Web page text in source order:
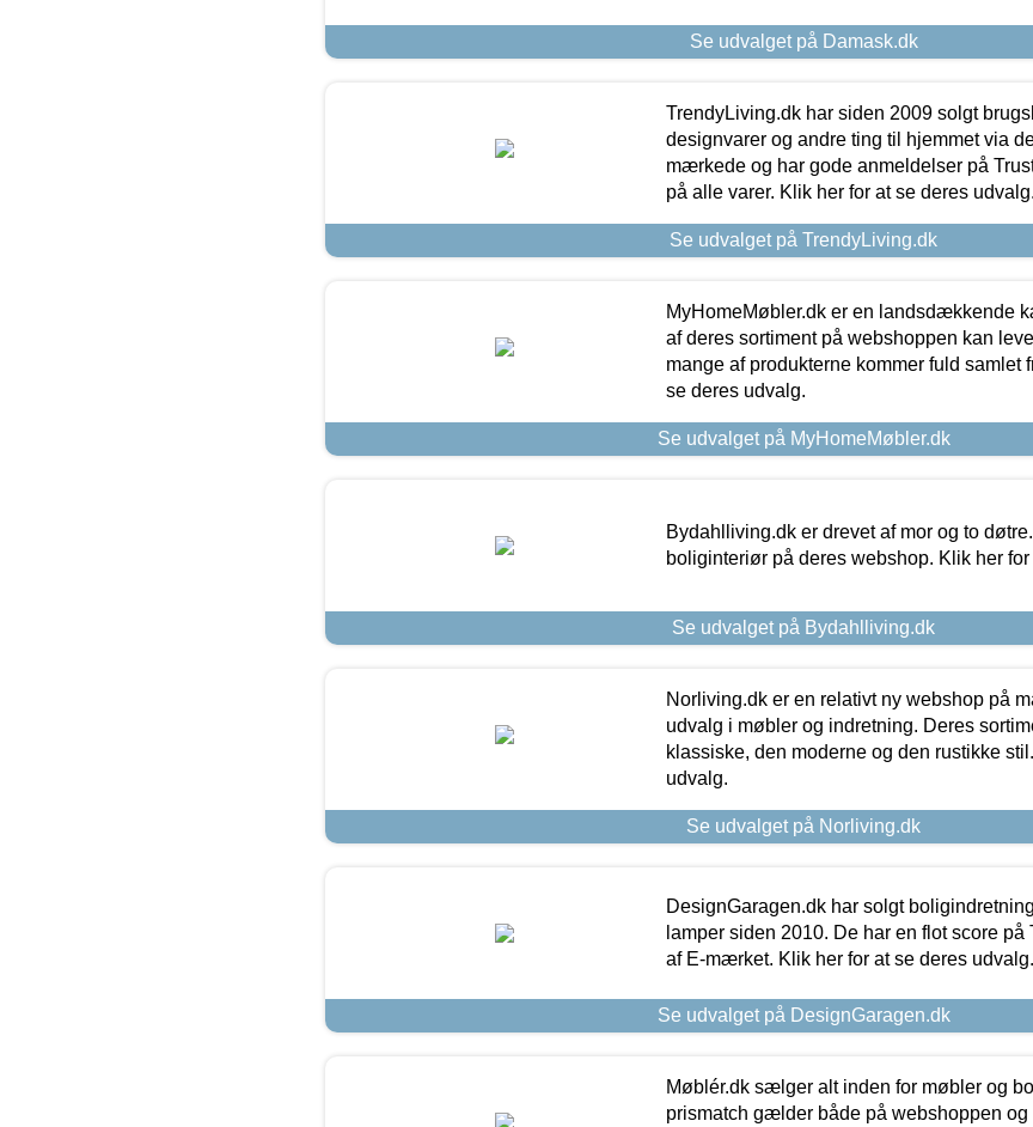
Se udvalget på Damask.dk
TrendyLiving.dk har siden 2009 solgt
designvarer og andre ting til hjemmet via
mærkede og har gode anmeldelser på
på alle varer. Klik her for at se deres udvalg.
Se udvalget på TrendyLiving.dk
MyHomeMøbler.dk er en landsdækkende
af deres sortiment på webshoppen kan
mange af produkterne kommer fuld samlet
se deres udvalg.
Se udvalget på MyHomeMøbler.dk
Bydahlliving.dk er drevet af mor og to
boliginteriør på deres webshop. Klik her
Se udvalget på Bydahlliving.dk
Norliving.dk er en relativt ny webshop på
udvalg i møbler og indretning. Deres
klassiske, den moderne og den rustikke
udvalg.
Se udvalget på Norliving.dk
DesignGaragen.dk har solgt
lamper siden 2010. De har en flot score på
af E-mærket. Klik her for at se deres udvalg.
Se udvalget på DesignGaragen.dk
Møblér.dk sælger alt inden for møbler og
prismatch gælder både på webshoppen og